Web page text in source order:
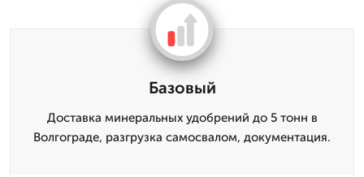
Базовый
Доставка минеральных удобрений до 5 тонн в
Волгограде, разгрузка самосвалом, документация.